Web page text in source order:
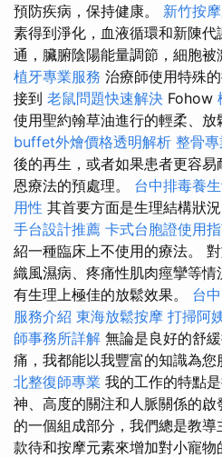
預防疾病，保持健康。 新竹按
素得到淨化，血液循環和新陳
通，臟腑陰陽能量調節，細胞被
植牙專業服務 治療師使用特殊
接到 老鼠問題快速解決 Fohow
使用聖約翰草油進行的輕柔、放
buffet外燴價格透明解析 整骨
後的再生，或者如果患者更容
恩療法的預處理。 台中排毒養
用性 其首要方面是生理結構狀
手台設計推薦 卡式台胞證使用
紹一種臨床上不使用的療法。
織風濕病、疼痛性肌肉痙攣等
有生理上極佳的放鬆效果。 台
服務介紹 東海放鬆按摩 打掃阿
師事務所詳解 無論是良好的舒
痛，我都能以我豐富的知識為您
北整復師專業 我的工作的特點
神、高度的關注和人脈關係的
的一個組成部分，我們總是教
款待和按摩元素來增加對小寵物